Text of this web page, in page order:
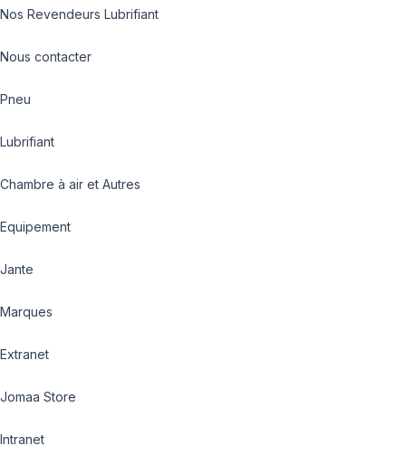
Nos Revendeurs Lubrifiant
Nous contacter
Pneu
Lubrifiant
Chambre à air et Autres
Equipement
Jante
Marques
Extranet
Jomaa Store
Intranet